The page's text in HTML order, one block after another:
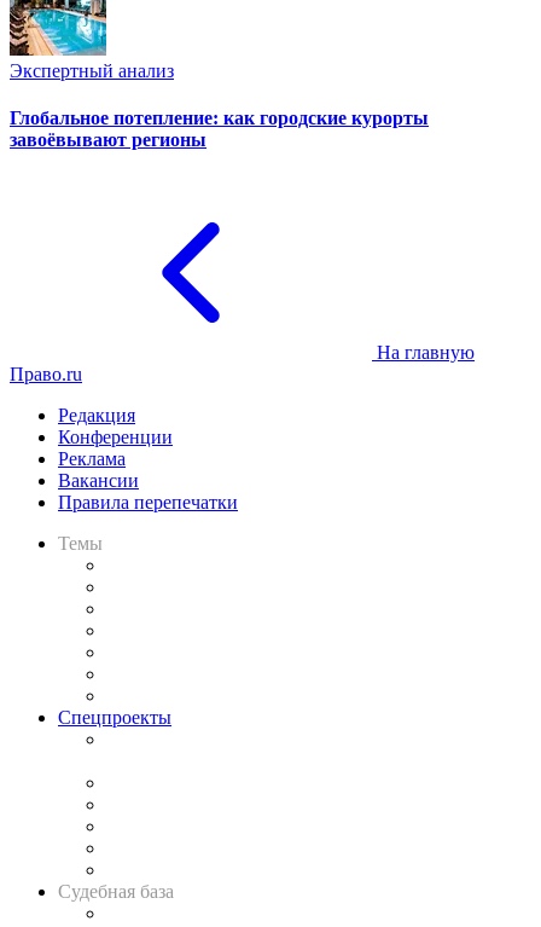
Экспертный анализ
Глобальное потепление: как городские курорты
завоёвывают регионы
На главную
Право.ru
Редакция
Конференции
Реклама
Вакансии
Правила перепечатки
Темы
Спецпроекты
Судебная база